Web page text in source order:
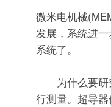
微米电机械
发展，系统进
系统了。
为什么要研
行测量。超导